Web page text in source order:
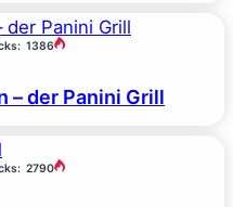
1386
– der Panini Grill
2790